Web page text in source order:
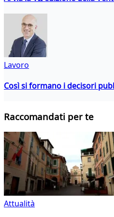
Lavoro
Così si formano i decisori
Raccomandati per te
Attualità